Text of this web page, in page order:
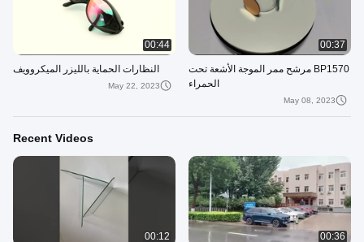
00:37
BP1570 مرشح ممر الموجة الأشعة تحت
الحمراء
May 08, 2023
00:44
النظارات الحماية بالليزر الميكروويف
May 22, 2023
Recent Videos
00:36
00:12